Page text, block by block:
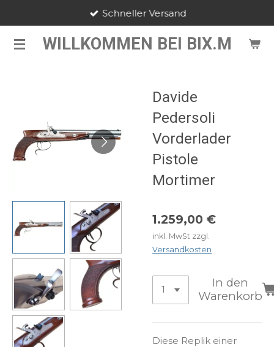
springen WILLKOMMEN BEI BIX.M
Schneller Versand
Davide
Pedersoli
Vorderlader
Pistole
Mortimer
1.259,00 €
inkl. MwSt zzgl.
Versandkosten
In den
Warenkorb
Diese Replik einer